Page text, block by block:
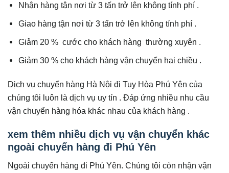
Nhận hàng tận nơi từ 3 tấn trở lên không tính phí .
Giao hàng tận nơi từ 3 tấn trở lên không tính phí .
Giảm 20 % cước cho khách hàng thường xuyên .
Giảm 30 % cho khách hàng vận chuyển hai chiều .
Dịch vụ chuyển hàng Hà Nội đi Tuy Hòa Phú Yên của
chúng tôi luôn là dịch vụ uy tín . Đáp ứng nhiều nhu cầu
vận chuyển hàng hóa khác nhau của khách hàng .
xem thêm nhiều dịch vụ vận chuyển khác
ngoài chuyển hàng đi Phú Yên
Ngoài chuyển hàng đi Phú Yên. Chúng tôi còn nhận vận